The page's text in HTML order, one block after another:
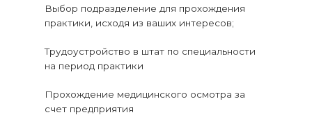
Выбор подразделение для прохождения
практики, исходя из ваших интересов;
Трудоустройство в штат по специальности
на период практики
Прохождение медицинского осмотра за
счет предприятия